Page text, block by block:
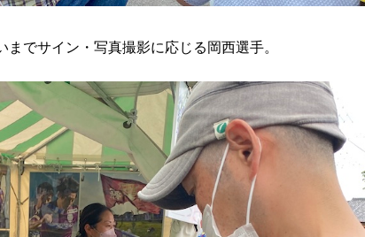
でサイン・写真撮影に応じる岡西選手。